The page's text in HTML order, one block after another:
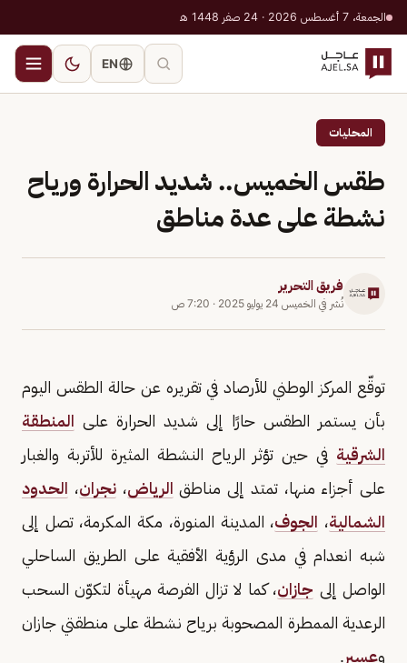
الجمعة، 7 أغسطس 2026 · 24 صفر 1448 هـ
EN
المحليات
طقس الخميس.. شديد الحرارة ورياح
نشطة على عدة مناطق
فريق التحرير
نُشر في الخميس 24 يوليو 2025 · 7:20 ص
توقّع المركز الوطني للأرصاد في تقريره عن حالة الطقس اليوم
بأن يستمر الطقس حارًا إلى شديد الحرارة على المنطقة
الشرقية في حين تؤثر الرياح النشطة المثيرة للأتربة والغبار
على أجزاء منها، تمتد إلى مناطق الرياض،نجران، الحدود
الشمالية، الجوف، المدينة المنورة، مكة المكرمة، تصل إلى
شبه انعدام في مدى الرؤية الأفقية على الطريق الساحلي
الواصل إلى جازان، كما لا تزال الفرصة مهيأة لتكوّن السحب
الرعدية الممطرة المصحوبة برياح نشطة على منطقتي جازان
وعسير.